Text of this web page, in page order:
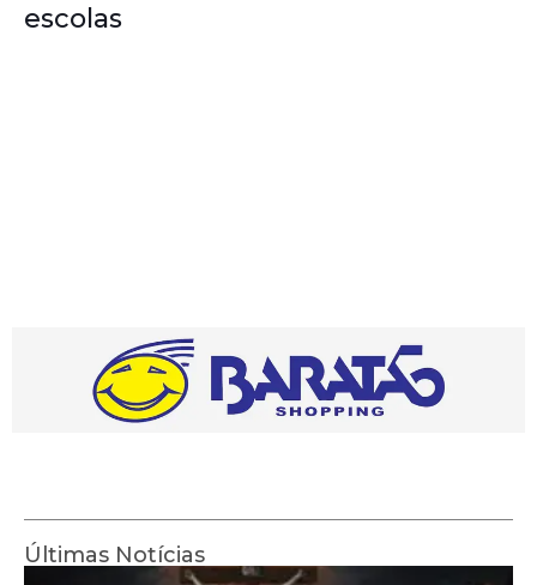
escolas
Últimas Notícias